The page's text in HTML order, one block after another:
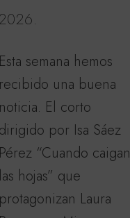
2026.
Esta semana hemos
recibido una buena
noticia. El corto
dirigido por Isa Sáez
Pérez “Cuando caigan
las hojas” que
protagonizan Laura